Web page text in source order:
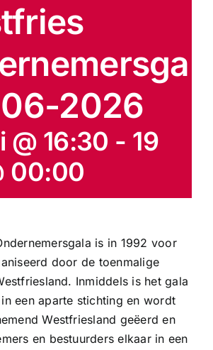
06-2026
@ 16:30 - 19
00:00
is in 1992 voor
door de toenmalige
Inmiddels is het gala
een aparte stichting en wordt
Westfriesland geëerd en
en bestuurders elkaar in een